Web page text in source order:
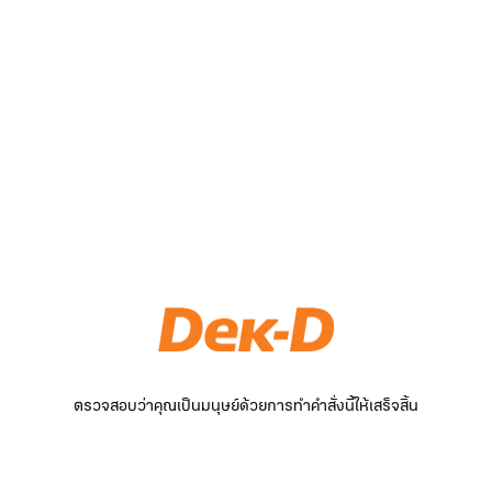
ตรวจสอบว่าคุณเป็นมนุษย์ด้วยการทำคำสั่งนี้ให้เสร็จสิ้น